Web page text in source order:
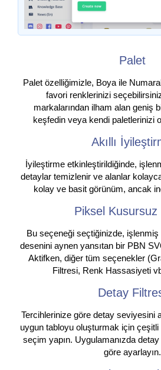
Palet
Palet özelliğimizle, Boya ile
favori renklerinizi
markalarından ilham alan geniş
keşfedin veya kendi paletlerinizi
Akıllı
İyileştirme etkinleştirildiğinde,
detaylar temizlenir ve alanlar
kolay ve basit görünüm, ancak
Piksel Kusursuz
Bu seçeneği seçtiğinizde,
desenini aynen yansıtan bir PBN
Aktifken, diğer tüm seçenekler
Filtresi, Renk Hassasiyeti
Detay
Tercihlerinize göre detay seviyesini
uygun tabloyu oluşturmak için çeşitli
seçim yapın. Uygulamanızda
göre ayarlayın.